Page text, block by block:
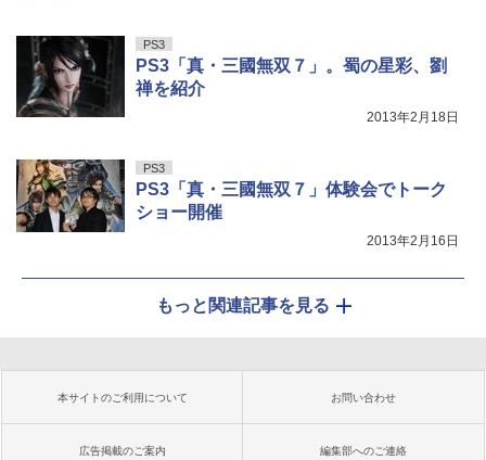
PS3
PS3「真・三國無双７」。蜀の星彩、劉
禅を紹介
2013年2月18日
PS3
PS3「真・三國無双７」体験会でトーク
ショー開催
2013年2月16日
もっと関連記事を見る
本サイトのご利用について お問い合わせ
広告掲載のご案内 編集部へのご連絡